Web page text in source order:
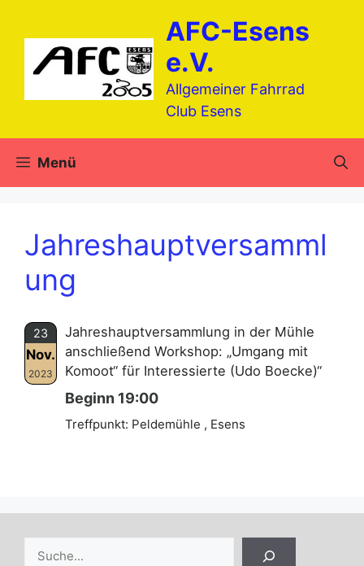
springen
AFC-Esens
e.V.
Allgemeiner Fahrrad
Club Esens
Menü
Jahreshauptversamml
ung
23
Nov.
2023
Jahreshauptversammlung in der Mühle
anschließend Workshop: „Umgang mit
Komoot“ für Interessierte (Udo Boecke)“
Beginn 19:00
Treffpunkt: Peldemühle , Esens